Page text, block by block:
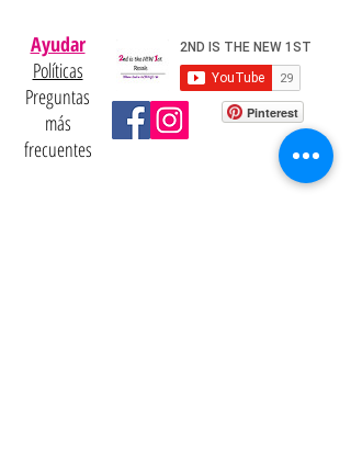
Ayudar
Políticas
Preguntas
más
frecuentes
Pinterest